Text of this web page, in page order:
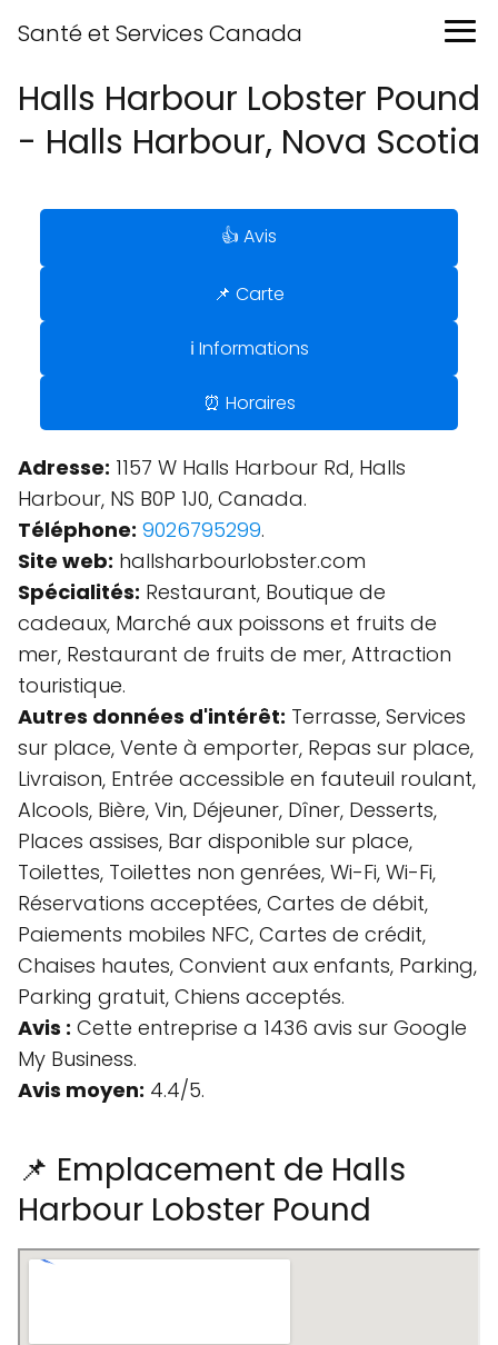
Santé et Services Canada
Halls Harbour Lobster Pound
- Halls Harbour, Nova Scotia
👍 Avis
📌 Carte
ℹ️ Informations
⏰ Horaires
Adresse: 1157 W Halls Harbour Rd, Halls
Harbour, NS B0P 1J0, Canada.
Téléphone: 9026795299.
Site web: hallsharbourlobster.com
Spécialités: Restaurant, Boutique de
cadeaux, Marché aux poissons et fruits de
mer, Restaurant de fruits de mer, Attraction
touristique.
Autres données d'intérêt: Terrasse, Services
sur place, Vente à emporter, Repas sur place,
Livraison, Entrée accessible en fauteuil roulant,
Alcools, Bière, Vin, Déjeuner, Dîner, Desserts,
Places assises, Bar disponible sur place,
Toilettes, Toilettes non genrées, Wi-Fi, Wi-Fi,
Réservations acceptées, Cartes de débit,
Paiements mobiles NFC, Cartes de crédit,
Chaises hautes, Convient aux enfants, Parking,
Parking gratuit, Chiens acceptés.
Avis : Cette entreprise a 1436 avis sur Google
My Business.
Avis moyen: 4.4/5.
📌 Emplacement de Halls
Harbour Lobster Pound